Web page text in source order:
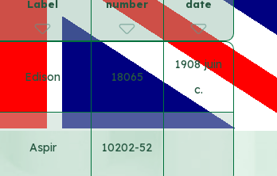
Label
number
date
Edison 18065
1908 juin
c.
Aspir 10202-52